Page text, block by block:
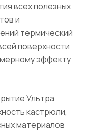
всех полезных
и
термический
поверхности
эффекту
Ультра
кастрюли,
материалов